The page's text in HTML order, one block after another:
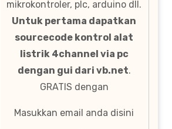
mikrokontroler, plc, arduino dll.
Untuk pertama dapatkan
sourcecode kontrol alat
listrik 4channel via pc
dengan gui dari vb.net.
GRATIS dengan
Masukkan email anda disini